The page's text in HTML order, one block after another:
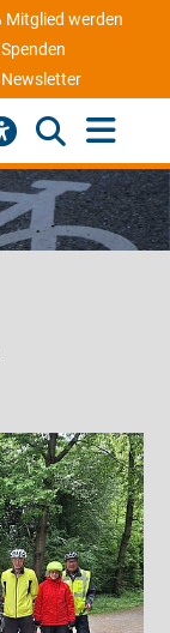
Mitglied werden
Spenden
Newsletter